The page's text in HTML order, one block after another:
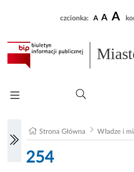
czcionka: A A A
Strona Główna Władze i
254